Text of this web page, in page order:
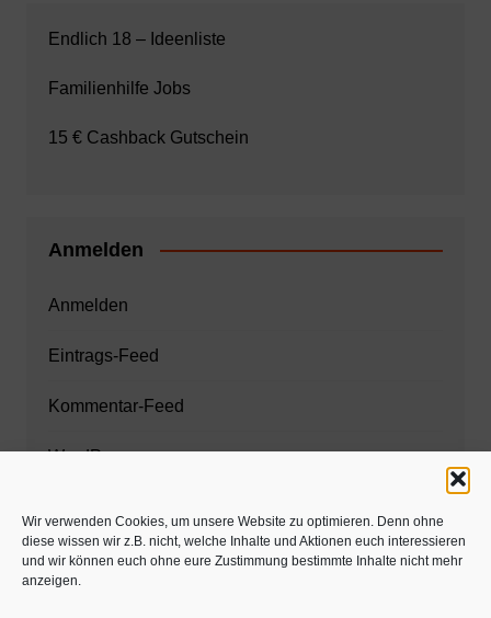
Wir verwenden Cookies, um unsere Website zu optimieren. Denn ohne
diese wissen wir z.B. nicht, welche Inhalte und Aktionen euch interessieren
und wir können euch ohne eure Zustimmung bestimmte Inhalte nicht mehr
anzeigen.
Endlich 18 – Ideenliste
Familienhilfe Jobs
15 € Cashback Gutschein
Anmelden
Anmelden
Eintrags-Feed
Kommentar-Feed
WordPress.org
Zahnarzt München